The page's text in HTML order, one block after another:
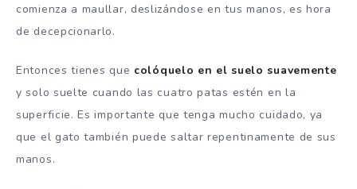
comienza a maullar, deslizándose en tus manos, es hora
de decepcionarlo.
Entonces tienes que colóquelo en el suelo suavemente
y solo suelte cuando las cuatro patas estén en la
superficie. Es importante que tenga mucho cuidado, ya
que el gato también puede saltar repentinamente de sus
manos.